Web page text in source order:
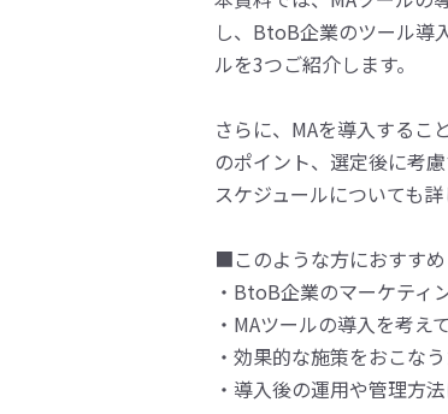
し、BtoB企業のツール導
ルを3つご紹介します。
さらに、MAを導入するこ
のポイント、選定後に考
スケジュールについても詳
■このような方におすすめ
・BtoB企業のマーケティ
・MAツールの導入を考
・効果的な施策をおこな
・導入後の運用や管理方